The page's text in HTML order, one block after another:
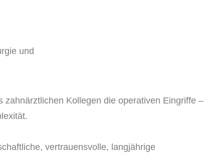
und
zahnärztlichen Kollegen die operativen Eingriffe –
vertrauensvolle, langjährige